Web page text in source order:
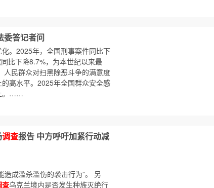
委答记者问
。2025年，全国刑事案件同比下
比下降8.7%，为本世纪以来最
人民群众对扫黑除恶斗争的满意度
高水平。2025年全国群众安全感
。……
调查报告 中方呼吁加紧行动减
造成滥杀滥伤的袭击行为”。 另
查乌克兰境内是否发生种族灭绝行